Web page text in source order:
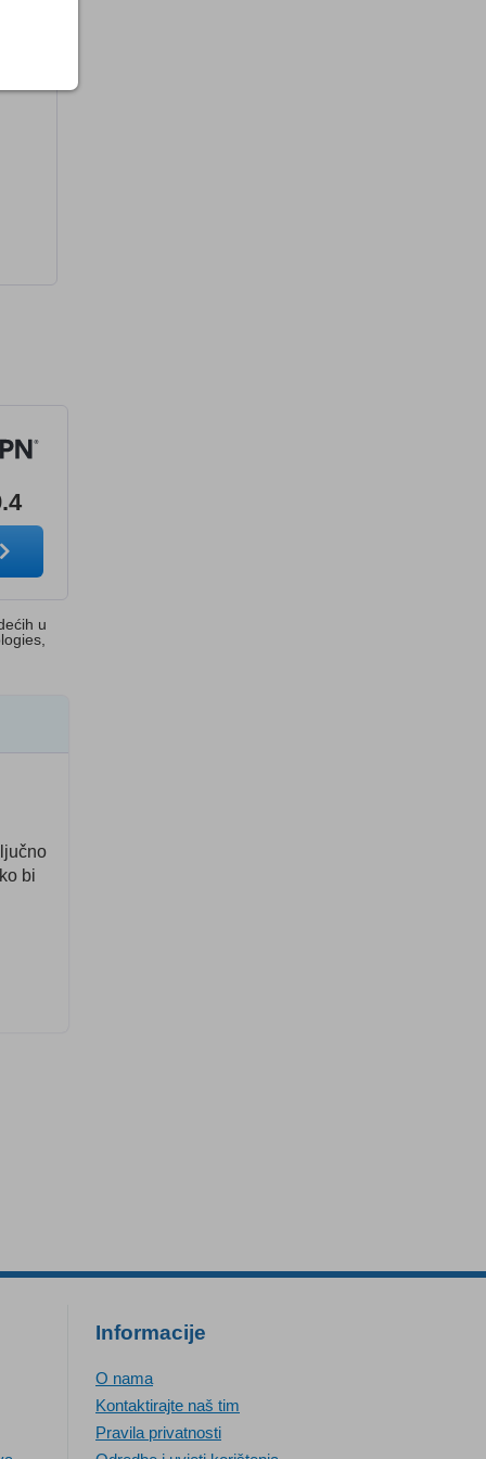
u
bi
Informacije
O nama
Kontaktirajte naš tim
Pravila privatnosti